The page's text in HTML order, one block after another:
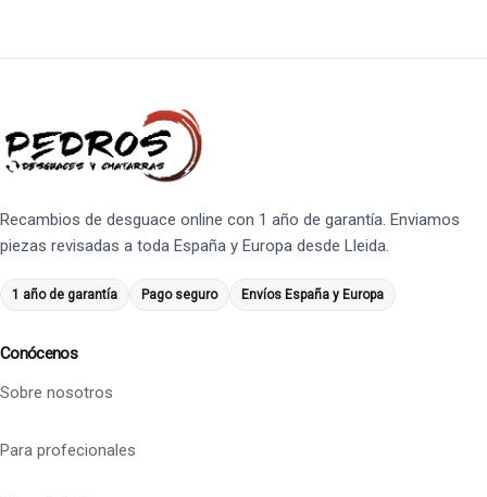
Recambios de desguace online con 1 año de garantía. Enviamos
piezas revisadas a toda España y Europa desde Lleida.
1 año de garantía Pago seguro Envíos España y Europa
Conócenos
Sobre nosotros
Para profecionales